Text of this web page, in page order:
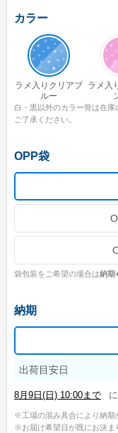
エコ紙うちわ（オ
ユニークうちわ
蓄光うちわ（Mサ
蓄光うちわ（Sサ
蓄光うちわ（XSサ
UVうちわ（Mサイ
UVうちわ（XSサ
ジャンボうちわ
お問い合わせ
サンプル請求フォ
ご利用ガイド
初めてのお客様
ご注文の流れ
カラー
ラメ入りクリアブ
ルー
ラメ入
白・黒以外のカラー骨は在
ご了承ください。
OPP袋
袋包装をご希望の場合は納期
納期
出荷目安日
工場の混み具合により納期
お届け希望日が既にお決ま